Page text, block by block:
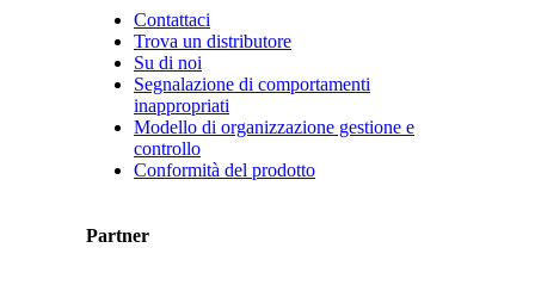
Contattaci
Trova un distributore
Su di noi
Segnalazione di comportamenti
inappropriati
Modello di organizzazione gestione e
controllo
Conformità del prodotto
Partner